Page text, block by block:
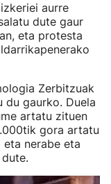
aurre
dute gaur
eta protesta
Zerbitzuak
du gaurko. Duela
artatu zituen
gora artatu
nerabe eta